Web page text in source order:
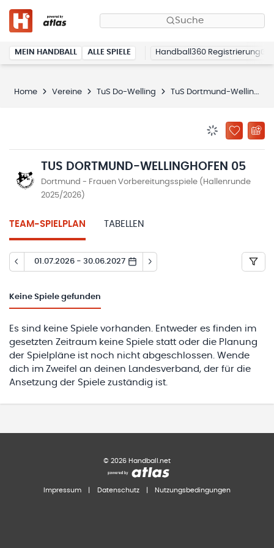
Suche
MEIN HANDBALL ALLE SPIELE Handball360 Registrierung
Home Vereine TuS Do-Welling TuS Dortmund-Wellinghofen 05
ZU
TUS DORTMUND-WELLINGHOFEN 05
Dortmund - Frauen Vorbereitungsspiele (Hallenrunde
2025/2026)
TEAM-SPIELPLAN TABELLEN
01.07.2026 - 30.06.2027
Keine Spiele gefunden
Es sind keine Spiele vorhanden. Entweder es finden im
gesetzten Zeitraum keine Spiele statt oder die Planung
der Spielpläne ist noch nicht abgeschlossen. Wende
dich im Zweifel an deinen Landesverband, der für die
Ansetzung der Spiele zuständig ist.
© 2026 Handball.net
Impressum Datenschutz Nutzungsbedingungen